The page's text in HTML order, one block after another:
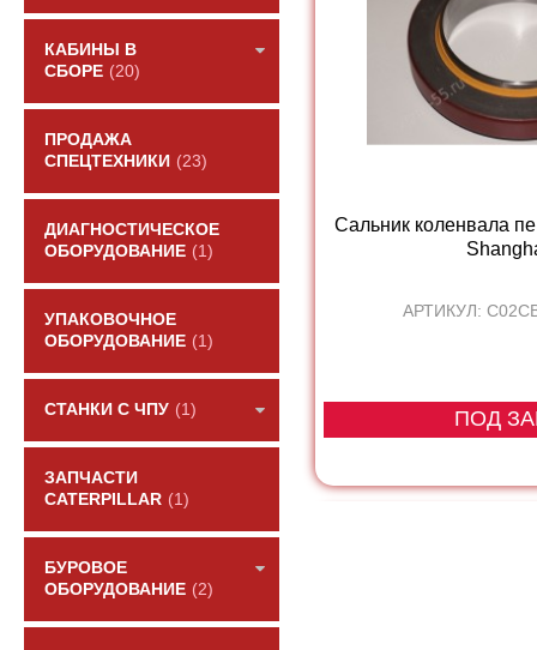
КАБИНЫ В
СБОРЕ (20)
ПРОДАЖА
СПЕЦТЕХНИКИ (23)
ДИАГНОСТИЧЕСКОЕ
ОБОРУДОВАНИЕ (1)
УПАКОВОЧНОЕ
ОБОРУДОВАНИЕ (1)
СТАНКИ С ЧПУ (1)
ЗАПЧАСТИ
CATERPILLAR (1)
БУРОВОЕ
ОБОРУДОВАНИЕ (2)
Сальник коленвала
АРТИКУЛ:
ПОД